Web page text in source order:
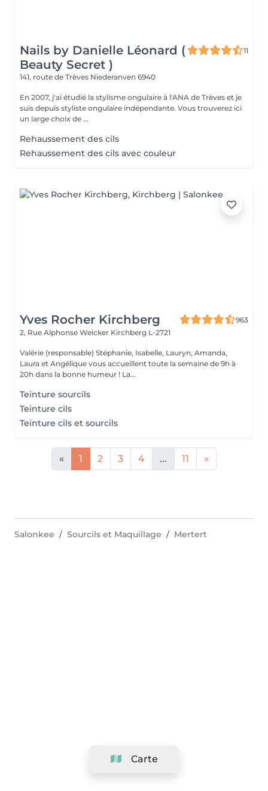
Nails by Danielle Léonard (
Beauty Secret )
11
141, route de Trèves Niederanven 6940
En 2007, j'ai étudié la stylisme ongulaire à l'ANA de Trèves et je
suis depuis styliste ongulaire indépendante. Vous trouverez ici
un large choix de ...
Rehaussement des cils
Rehaussement des cils avec couleur
Yves Rocher Kirchberg
963
2, Rue Alphonse Weicker Kirchberg L-2721
Valérie (responsable) Stéphanie, Isabelle, Lauryn, Amanda,
Laura et Angélique vous accueillent toute la semaine de 9h à
20h dans la bonne humeur ! La...
Teinture sourcils
Teinture cils
Teinture cils et sourcils
« 1 2 3 4 ... 11 »
Carte
Salonkee Sourcils et Maquillage Mertert